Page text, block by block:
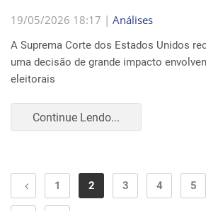
19/05/2026 18:17 | Análises
A Suprema Corte dos Estados Unidos
uma decisão de grande impacto
eleitorais
Continue Lendo...
1 2 3 4 5